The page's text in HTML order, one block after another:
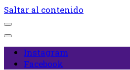
Saltar al contenido
Instagram
Facebook